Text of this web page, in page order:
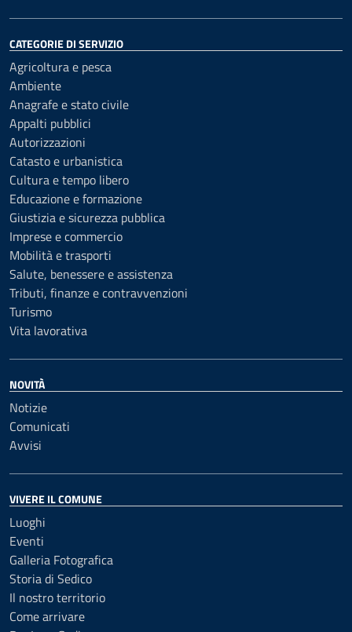
CATEGORIE DI SERVIZIO
Agricoltura e pesca
Ambiente
Anagrafe e stato civile
Appalti pubblici
Autorizzazioni
Catasto e urbanistica
Cultura e tempo libero
Educazione e formazione
Giustizia e sicurezza pubblica
Imprese e commercio
Mobilità e trasporti
Salute, benessere e assistenza
Tributi, finanze e contravvenzioni
Turismo
Vita lavorativa
NOVITÀ
Notizie
Comunicati
Avvisi
VIVERE IL COMUNE
Luoghi
Eventi
Galleria Fotografica
Storia di Sedico
Il nostro territorio
Come arrivare